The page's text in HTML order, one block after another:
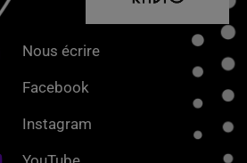
Nous écrire
Facebook
Instagram